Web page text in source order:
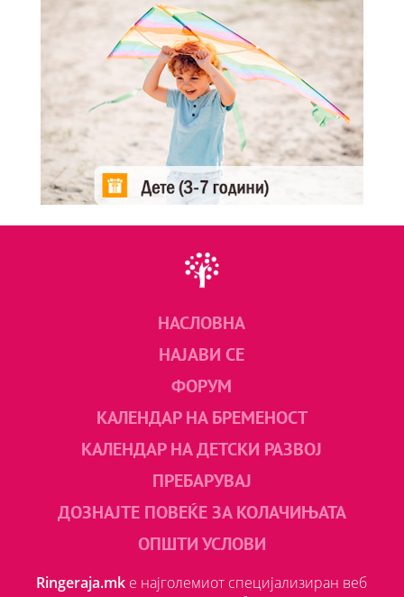
НАСЛОВНА
НАЈАВИ СЕ
ФОРУМ
КАЛЕНДАР НА БРЕМЕНОСТ
КАЛЕНДАР НА ДЕТСКИ РАЗВОЈ
ПРЕБАРУВАЈ
ДОЗНАЈТЕ ПОВЕЌЕ ЗА КОЛАЧИЊАТА
ОПШТИ УСЛОВИ
Ringeraja.mk е најголемиот специјализиран веб